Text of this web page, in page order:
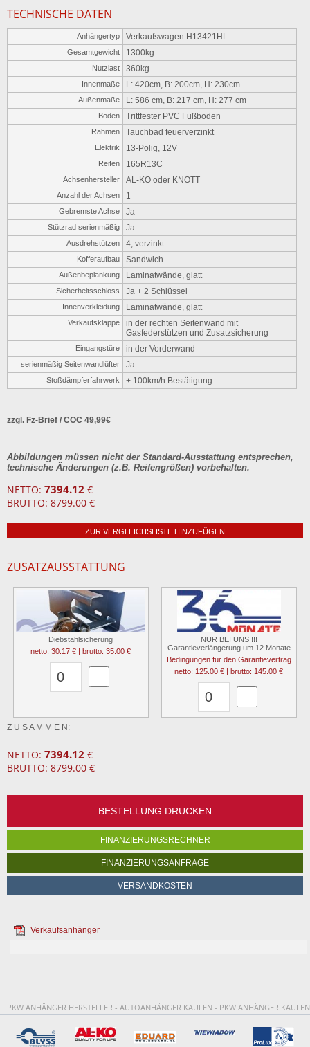
TECHNISCHE DATEN
Anhängertyp Verkaufswagen H13421HL
Gesamtgewicht 1300kg
Nutzlast 360kg
Innenmaße L: 420cm, B: 200cm, H: 230cm
Außenmaße L: 586 cm, B: 217 cm, H: 277 cm
Boden Trittfester PVC Fußboden
Rahmen Tauchbad feuerverzinkt
Elektrik 13-Polig, 12V
Reifen 165R13C
Achsenhersteller AL-KO oder KNOTT
Anzahl der Achsen 1
Gebremste Achse Ja
Stützrad serienmäßig Ja
Ausdrehstützen 4, verzinkt
Kofferaufbau Sandwich
Außenbeplankung Laminatwände, glatt
Sicherheitsschloss Ja + 2 Schlüssel
Innenverkleidung Laminatwände, glatt
Verkaufsklappe
in der rechten Seitenwand mit
Gasfederstützen und Zusatzsicherung
Eingangstüre in der Vorderwand
serienmäßig Seitenwandlüfter Ja
Stoßdämpferfahrwerk + 100km/h Bestätigung
zzgl. Fz-Brief / COC 49,99€
Abbildungen müssen nicht der Standard-Ausstattung entsprechen,
technische Änderungen (z.B. Reifengrößen) vorbehalten.
NETTO: 7394.12 €
BRUTTO: 8799.00 €
ZUR VERGLEICHSLISTE HINZUFÜGEN
ZUSATZAUSSTATTUNG
Diebstahlsicherung
netto: 30.17 € | brutto: 35.00 €
NUR BEI UNS !!!
Garantieverlängerung um 12 Monate
Bedingungen für den Garantievertrag
netto: 125.00 € | brutto: 145.00 €
Z U S A M M E N:
NETTO: 7394.12 €
BRUTTO: 8799.00 €
BESTELLUNG DRUCKEN
FINANZIERUNGSRECHNER
FINANZIERUNGSANFRAGE
VERSANDKOSTEN
Verkaufsanhänger
PKW ANHÄNGER HERSTELLER - AUTOANHÄNGER KAUFEN - PKW ANHÄNGER KAUFEN